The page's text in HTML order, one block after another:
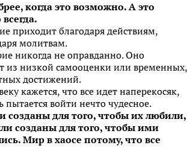
когда это возможно. А это
приходит благодаря действиям,
молитвам.
никогда не оправданно. Оно
из низкой самооценки или временных,
достижений.
кажется, что все идет наперекосяк,
пытается войти нечто чудесное.
созданы для того, чтобы их любили,
созданы для того, чтобы ими
Мир в хаосе потому, что все